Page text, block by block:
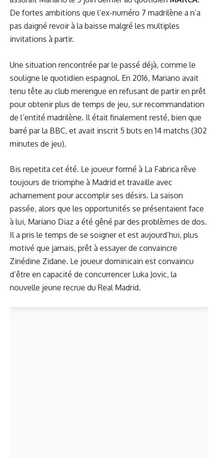
De fortes ambitions que l’ex-numéro 7 madrilène a n’a
pas daigné revoir à la baisse malgré les multiples
invitations à partir.
Une situation rencontrée par le passé déjà, comme le
souligne le quotidien espagnol. En 2016, Mariano avait
tenu tête au club merengue en refusant de partir en prêt
pour obtenir plus de temps de jeu, sur recommandation
de l’entité madrilène. Il était finalement resté, bien que
barré par la BBC, et avait inscrit 5 buts en 14 matchs (302
minutes de jeu).
Bis repetita cet été. Le joueur formé à La Fabrica rêve
toujours de triomphe à Madrid et travaille avec
acharnement pour accomplir ses désirs. La saison
passée, alors que les opportunités se présentaient face
à lui, Mariano Diaz a été gêné par des problèmes de dos.
Il a pris le temps de se soigner et est aujourd’hui, plus
motivé que jamais, prêt à essayer de convaincre
Zinédine Zidane. Le joueur dominicain est convaincu
d’être en capacité de concurrencer Luka Jovic, la
nouvelle jeune recrue du Real Madrid.